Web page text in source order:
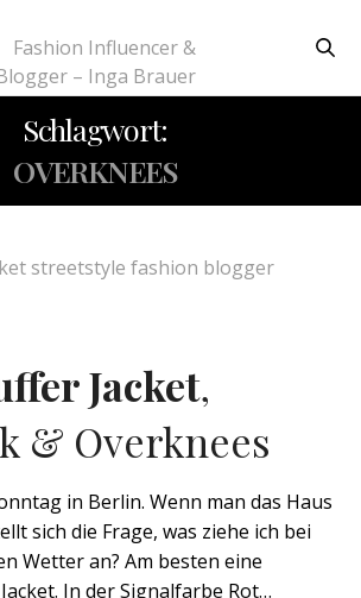
Schlagwort:
OVERKNEES
Jacket,
& Overknees
in Berlin. Wenn man das Haus
sich die Frage, was ziehe ich bei
Wetter an? Am besten eine
In der Signalfarbe Rot…